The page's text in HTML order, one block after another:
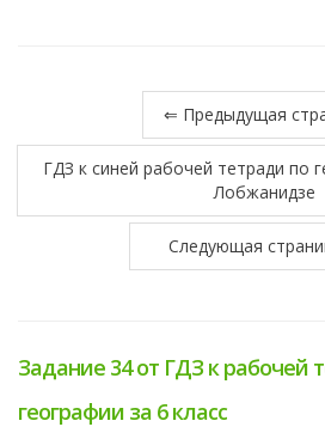
⇐ Предыдущая
ГДЗ к синей рабочей тетради по
Лобжанидзе
Следующая
Задание 34 от ГДЗ к рабочей
географии за 6 класс